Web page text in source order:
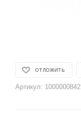
ОТЛОЖИТЬ
Артикул: 1000000842